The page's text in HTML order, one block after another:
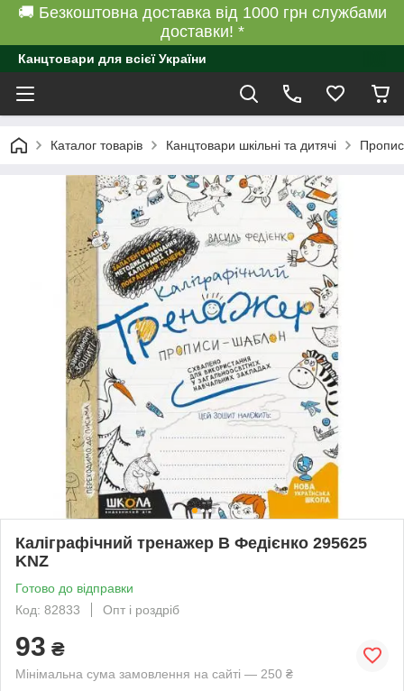
🚚 Безкоштовна доставка від 1000 грн службами
доставки! *
Канцтовари для всієї України
Каталог товарів Канцтовари шкільні та дитячі
Каліграфічний тренажер В Федієнко 295625
KNZ
Готово до відправки
Код: 82833
Опт і роздріб
93 ₴
Мінімальна сума замовлення на сайті — 250 ₴